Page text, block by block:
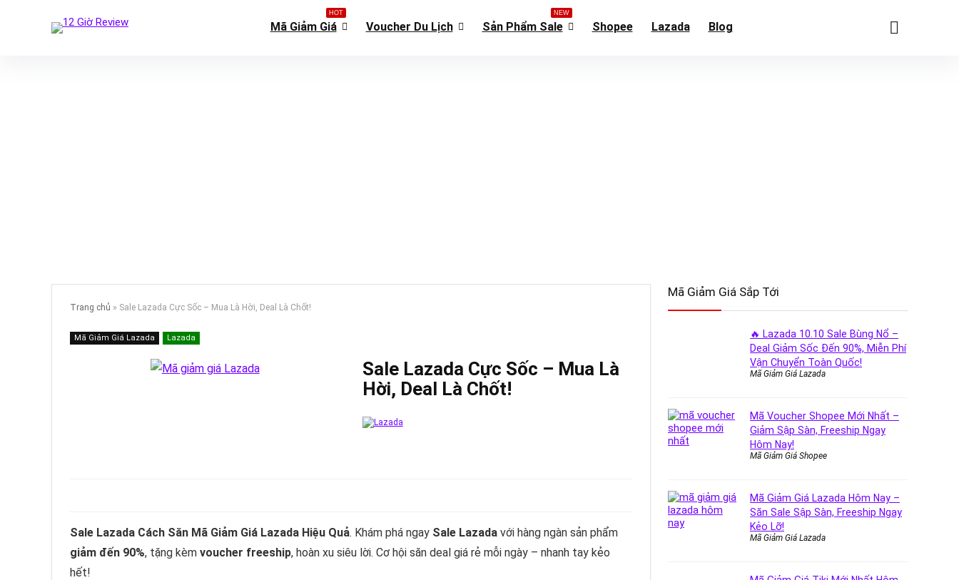
Mã Giảm Giá
HOT
Voucher Du Lịch Sản Phẩm Sale
NEW
Shopee Lazada Blog
Trang chủ » Sale Lazada Cực Sốc – Mua Là Hời, Deal Là Chốt!
Mã Giảm Giá Lazada Lazada
Sale Lazada Cực Sốc – Mua Là
Hời, Deal Là Chốt!
Sale Lazada Cách Săn Mã Giảm Giá Lazada Hiệu Quả. Khám phá ngay Sale Lazada với hàng ngàn sản phẩm
giảm đến 90%, tặng kèm voucher freeship, hoàn xu siêu lời. Cơ hội săn deal giá rẻ mỗi ngày – nhanh tay kẻo
hết!
Mã Giảm Giá Sắp Tới
🔥 Lazada 10.10 Sale Bùng Nổ –
Deal Giảm Sốc Đến 90%, Miễn Phí
Vận Chuyển Toàn Quốc!
Mã Giảm Giá Lazada
Mã Voucher Shopee Mới Nhất –
Giảm Sập Sàn, Freeship Ngay
Hôm Nay!
Mã Giảm Giá Shopee
Mã Giảm Giá Lazada Hôm Nay –
Săn Sale Sập Sàn, Freeship Ngay
Kẻo Lỡ!
Mã Giảm Giá Lazada